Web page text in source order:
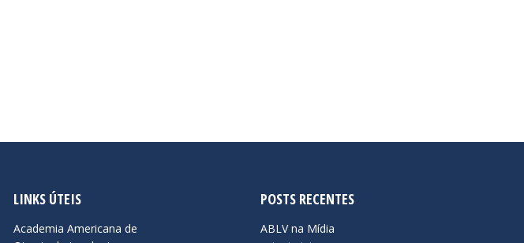
LINKS ÚTEIS
Academia Americana de
POSTS RECENTES
ABLV na Mídia